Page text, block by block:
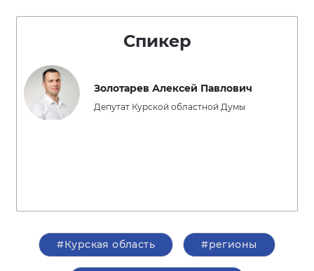
Спикер
Золотарев Алексей Павлович
Депутат Курской областной Думы
#Курская область #регионы